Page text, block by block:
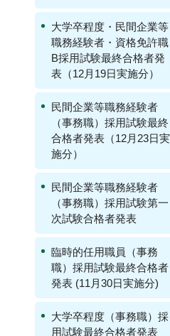
大学卒程度・民間企業等
職務経験者・資格免許職
B採用試験最終合格者発
表（12月19日実施分）
民間企業等職務経験者
（事務職）採用試験最終
合格者発表（12月23日実
施分）
民間企業等職務経験者
（事務職）採用試験第一
次試験合格者発表
臨時的任用職員（事務
職）採用試験最終合格者
発表 (11月30日実施分)
大学卒程度（事務職）採
用試験最終合格者発表